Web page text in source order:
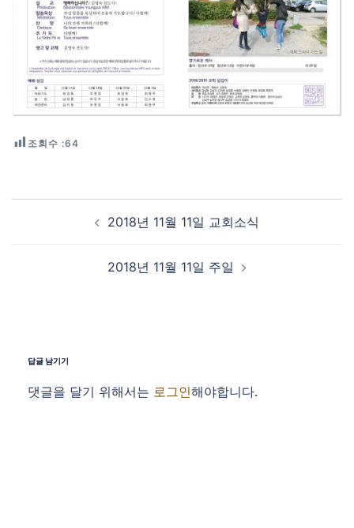
조회수 :64
Post navigation
2018년 11월 11일 교회소식
2018년 11월 11일 주일
답글 남기기
댓글을 달기 위해서는 로그인해야합니다.